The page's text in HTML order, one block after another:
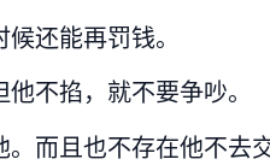
还能再罚钱。
不掐，就不要争吵。
而且也不存在他不去